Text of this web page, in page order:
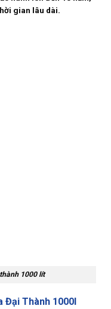
gian lâu dài.
1000 lít
Đại Thành 1000l